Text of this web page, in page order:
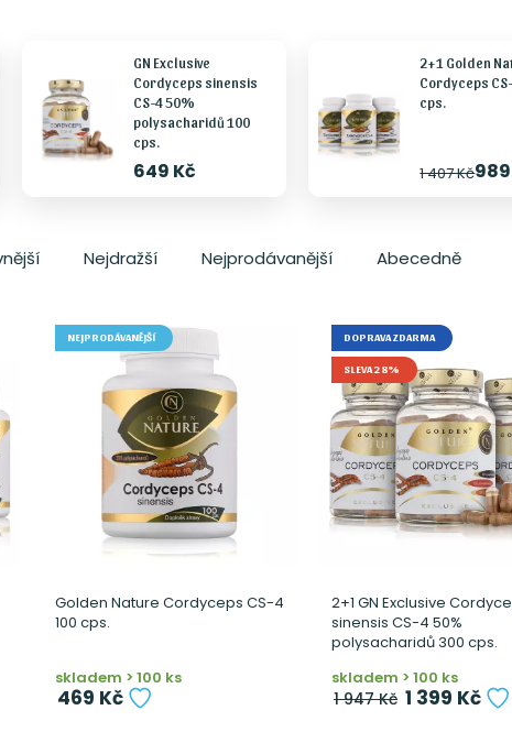
GN Exclusive
Cordyceps sinensis
CS-4 50%
polysacharidů 100
cps.
649 Kč
2+1 Golden
Cordyceps
cps.
1 407 Kč
Nejdražší Nejprodávanější Abecedně
NEJPRODÁVANĚJŠÍ
Golden Nature Cordyceps CS-4
100 cps.
skladem > 100 ks
469 Kč
DOPRAVA ZDARMA
SLEVA 28%
2+1 GN Exclusive
sinensis CS-4 50%
polysacharidů 300 cps.
skladem > 100 ks
1 947 Kč 1 399 Kč